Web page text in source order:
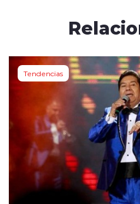
Tendencias